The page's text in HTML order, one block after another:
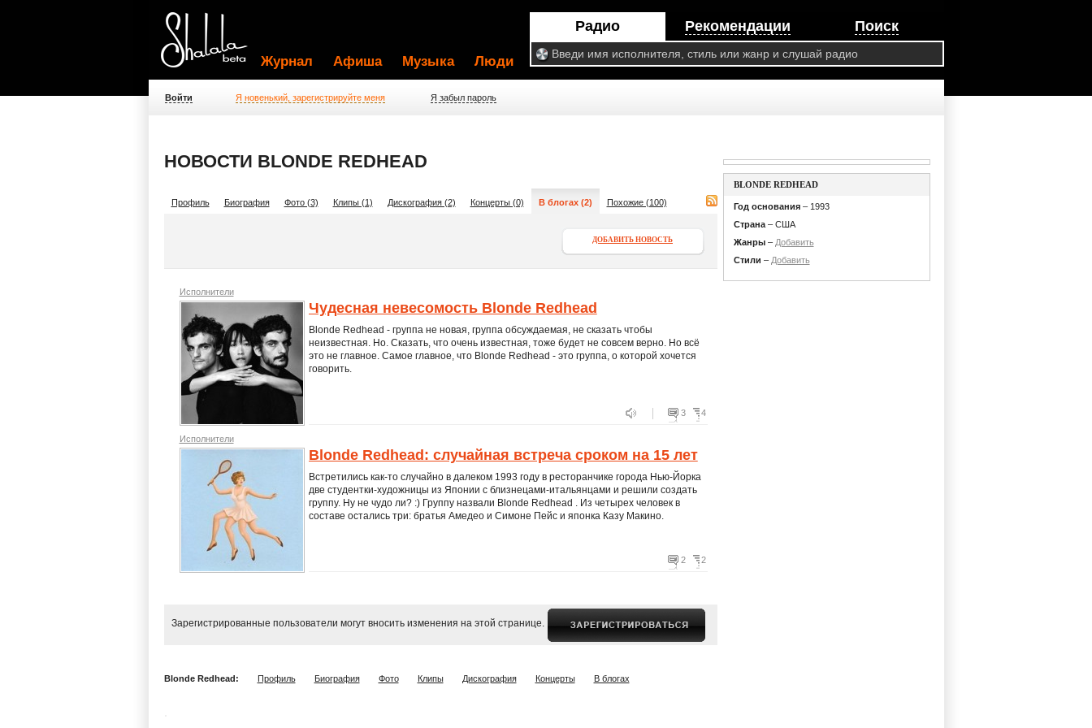
Радио Рекомендации Поиск
Журнал Афиша Музыка Люди
Войти Я новенький, зарегистрируйте меня Я забыл пароль
НОВОСТИ BLONDE REDHEAD
Профиль Биография Фото (3) Клипы (1) Дискография (2) Концерты (0) В блогах (2) Похожие (100)
ДОБАВИТЬ НОВОСТЬ
Исполнители
Чудесная невесомость Blonde Redhead
Blonde Redhead - группа не новая, группа обсуждаемая, не сказать чтобы
неизвестная. Но. Сказать, что очень известная, тоже будет не совсем верно. Но всё
это не главное. Самое главное, что Blonde Redhead - это группа, о которой хочется
говорить.
3 4
Исполнители
Blonde Redhead: случайная встреча сроком на 15 лет
Встретились как-то случайно в далеком 1993 году в ресторанчике города Нью-Йорка
две студентки-художницы из Японии с близнецами-итальянцами и решили создать
группу. Ну не чудо ли? :) Группу назвали Blonde Redhead . Из четырех человек в
составе остались три: братья Амедео и Симоне Пейс и японка Казу Макино.
2 2
Зарегистрированные пользователи могут вносить изменения на этой странице.
Blonde Redhead: Профиль Биография Фото Клипы Дискография Концерты В блогах
BLONDE REDHEAD
Год основания– 1993
Страна– США
Жанры– Добавить
Стили – Добавить